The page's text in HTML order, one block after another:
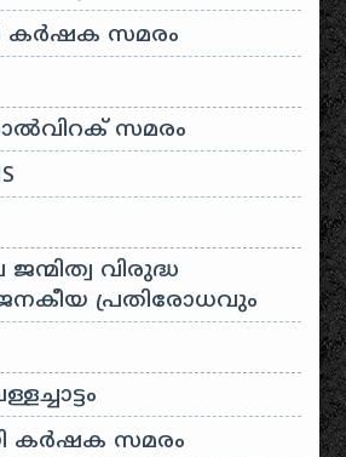
കർഷക സമരം
സമരം
വിരുദ്ധ
പ്രതിരോധവും
കർഷക സമരം